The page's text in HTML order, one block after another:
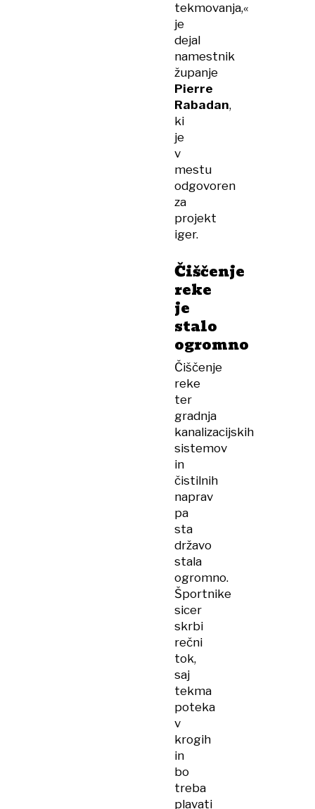
tekmovanja,«
je
dejal
namestnik
županje
Pierre
Rabadan,
ki
je
v
mestu
odgovoren
za
projekt
iger.
Čiščenje
reke
je
stalo
ogromno
Čiščenje
reke
ter
gradnja
kanalizacijskih
sistemov
in
čistilnih
naprav
pa
sta
državo
stala
ogromno.
Športnike
sicer
skrbi
rečni
tok,
saj
tekma
poteka
v
krogih
in
bo
treba
plavati